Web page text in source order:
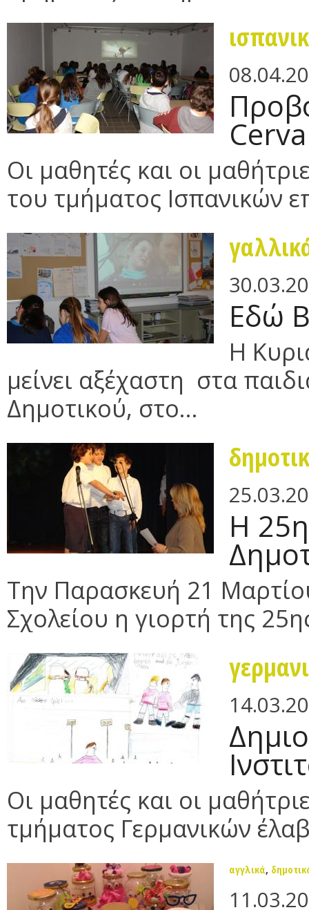
Οι μαθητές και οι
του τμήματος Ισπανικών
Εδώ
Η
μείνει αξέχαστη στα
Δημοτικού, στο...
Η
Tην Παρασκευή 21
Σχολείου η γιορτή της
Οι μαθητές και οι
τμήματος Γερμανικών
αγγλικά,